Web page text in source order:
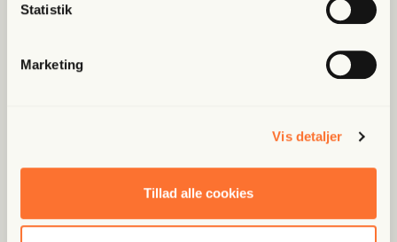
Statistik
Marketing
Vis detaljer
Tillad alle cookies
Han mæn­ger sig med Putins
at “kæm­pe mod...